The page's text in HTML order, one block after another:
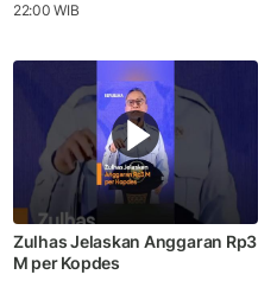
22:00 WIB
Zulhas Jelaskan Anggaran Rp3
M per Kopdes